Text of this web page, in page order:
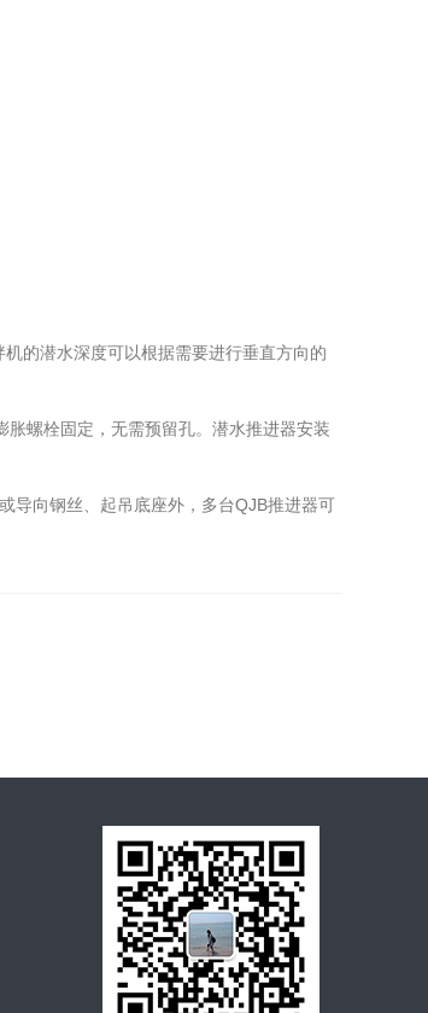
的潜水深度可以根据需要进行垂直方向的
螺栓固定，无需预留孔。潜水推进器安装
向钢丝、起吊底座外，多台QJB推进器可